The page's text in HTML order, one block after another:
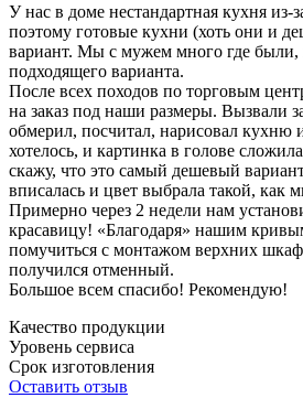
У нас в доме нестандартная кухня из-
поэтому готовые кухни (хоть они и
вариант. Мы с мужем много где
подходящего варианта.
После всех походов по торговым
на заказ под наши размеры. Вызвали
обмерил, посчитал, нарисовал кухню
хотелось, и картинка в голове
скажу, что это самый дешевый
вписалась и цвет выбрала такой, как
Примерно через 2 недели нам
красавицу! «Благодаря» нашим
помучиться с монтажом верхних
получился отменный.
Большое всем спасибо! Рекомендую!
Качество продукции
Уровень сервиса
Срок изготовления
Оставить отзыв